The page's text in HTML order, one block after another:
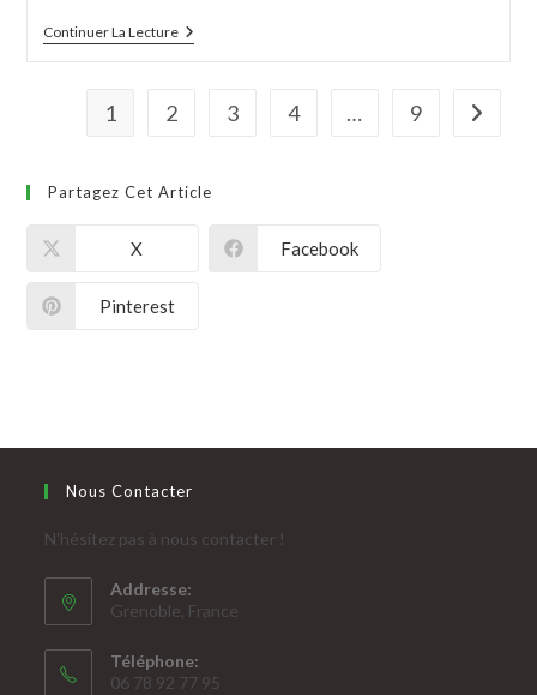
Continuer La Lecture
1 2 3 4 … 9
Partagez Cet Article
X Facebook
Pinterest
Nous Contacter
N'hésitez pas à nous contacter !
Addresse:
Grenoble, France
Téléphone:
06 78 92 77 95